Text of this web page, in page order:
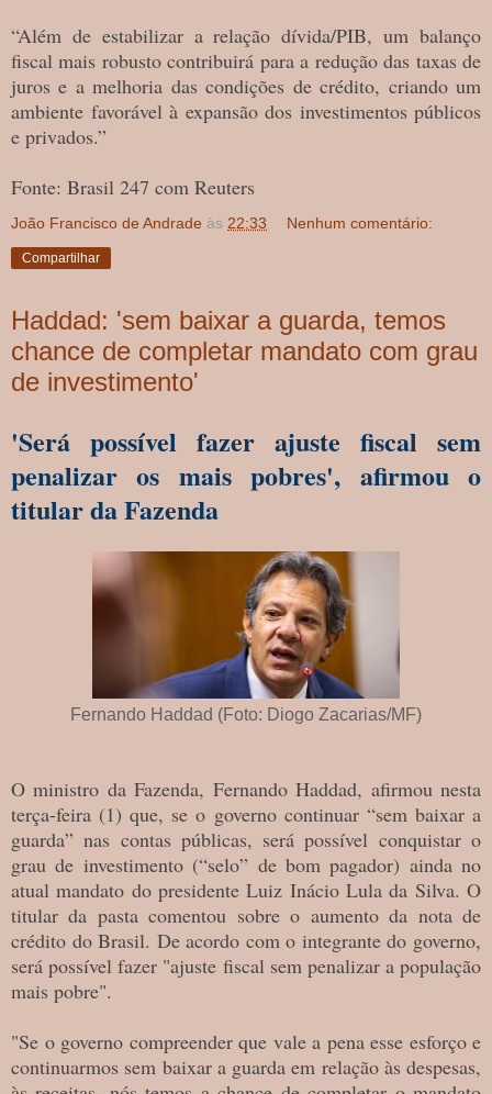
“Além de estabilizar a relação dívida/PIB, um balanço
fiscal mais robusto contribuirá para a redução das taxas de
juros e a melhoria das condições de crédito, criando um
ambiente favorável à expansão dos investimentos públicos
e privados.”
Fonte: Brasil 247 com Reuters
João Francisco de Andrade às 22:33 Nenhum comentário:
Compartilhar
Haddad: 'sem baixar a guarda, temos
chance de completar mandato com grau
de investimento'
'Será possível fazer ajuste fiscal sem
penalizar os mais pobres', afirmou o
titular da Fazenda
Fernando Haddad (Foto: Diogo Zacarias/MF)
O ministro da Fazenda, Fernando Haddad, afirmou nesta
terça-feira (1) que, se o governo continuar “sem baixar a
guarda” nas contas públicas, será possível conquistar o
grau de investimento (“selo” de bom pagador) ainda no
atual mandato do presidente Luiz Inácio Lula da Silva. O
titular da pasta comentou sobre o aumento da nota de
crédito do Brasil. De acordo com o integrante do governo,
será possível fazer "ajuste fiscal sem penalizar a população
mais pobre".
"Se o governo compreender que vale a pena esse esforço e
continuarmos sem baixar a guarda em relação às despesas,